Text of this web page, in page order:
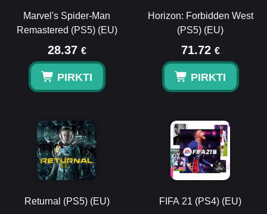
Marvel's Spider-Man
Remastered (PS5) (EU)
28.37 €
PIRKTI
Horizon: Forbidden West
(PS5) (EU)
71.72 €
PIRKTI
Returnal (PS5) (EU) FIFA 21 (PS4) (EU)